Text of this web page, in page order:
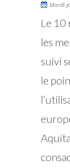
Mardi
Le 10
les
suivi
le